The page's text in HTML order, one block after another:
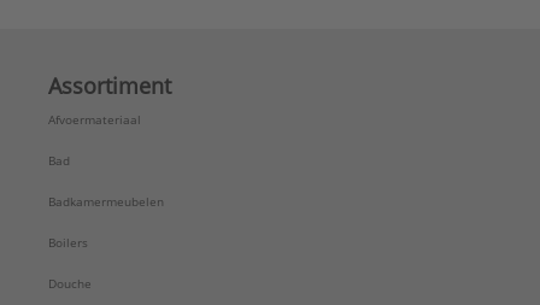
Assortiment
Afvoermateriaal
Bad
Badkamermeubelen
Boilers
Douche